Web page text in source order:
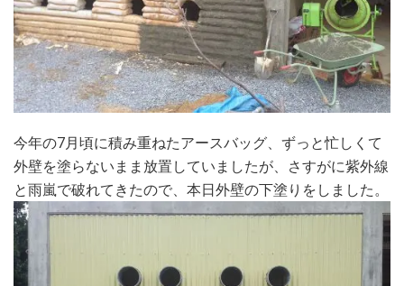
今年の7月頃に積み重ねたアースバッグ、ずっと忙しくて
外壁を塗らないまま放置していましたが、さすがに紫外線
と雨嵐で破れてきたので、本日外壁の下塗りをしました。